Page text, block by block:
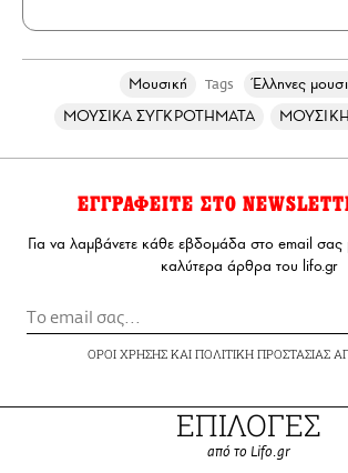
Μουσική Tags
Έλληνες
ΜΟΥΣΙΚΑ ΣΥΓΚΡΟΤΗΜΑΤΑ
ΕΓΓΡΑΦΕΙΤΕ ΣΤΟ
Για να λαμβάνετε κάθε εβδομάδα στο email σας
καλύτερα άρθρα του lifo.gr
ΟΡΟΙ ΧΡΗΣΗΣΚΑΙ ΠΟΛΙΤΙΚΗ ΠΡΟΣΤΑΣΙΑΣ
ΕΠΙΛΟΓΕΣ
από το Lifo.gr